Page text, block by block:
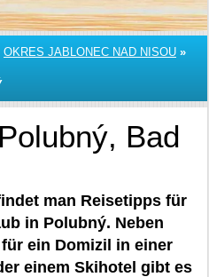
OKRES JABLONEC NAD NISOU »
Bad
man Reisetipps für
in Polubný. Neben
ein Domizil in einer
einem Skihotel gibt es